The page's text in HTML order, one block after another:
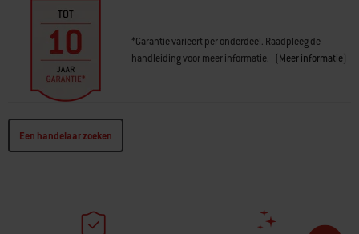
*Garantie varieert per onderdeel. Raadpleeg de
handleiding voor meer informatie. (Meer informatie)
Een handelaar zoeken